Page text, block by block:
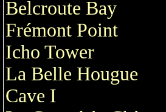
Belcroute Bay
Frémont Point
Icho Tower
La Belle Hougue
Cave I